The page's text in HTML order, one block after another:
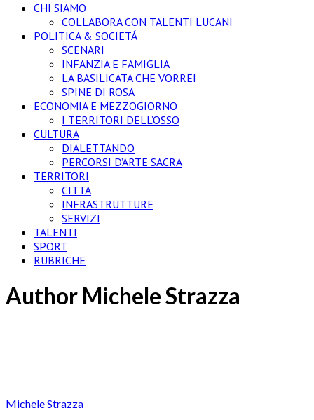
CHI SIAMO
COLLABORA CON TALENTI LUCANI
POLITICA & SOCIETÁ
SCENARI
INFANZIA E FAMIGLIA
LA BASILICATA CHE VORREI
SPINE DI ROSA
ECONOMIA E MEZZOGIORNO
I TERRITORI DELL’OSSO
CULTURA
DIALETTANDO
PERCORSI D’ARTE SACRA
TERRITORI
CITTA
INFRASTRUTTURE
SERVIZI
TALENTI
SPORT
RUBRICHE
Author Michele Strazza
Michele Strazza